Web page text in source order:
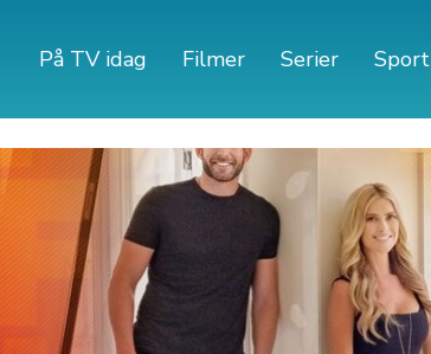
På TV idag Filmer Serier Sport